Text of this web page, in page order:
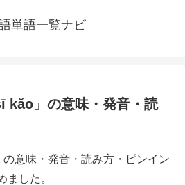
単語一覧ナビ
kǎo」の意味・発音・読
意味・発音・読み方・ピンイン
ました。